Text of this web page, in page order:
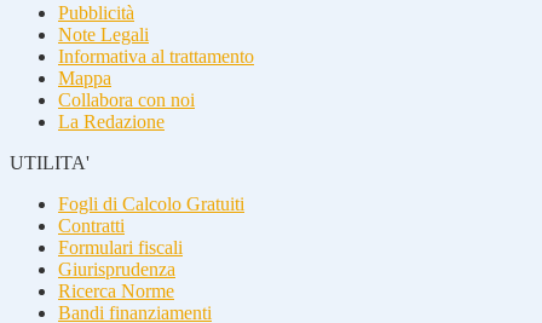
Pubblicità
Note Legali
Informativa al trattamento
Mappa
Collabora con noi
La Redazione
UTILITA'
Fogli di Calcolo Gratuiti
Contratti
Formulari fiscali
Giurisprudenza
Ricerca Norme
Bandi finanziamenti